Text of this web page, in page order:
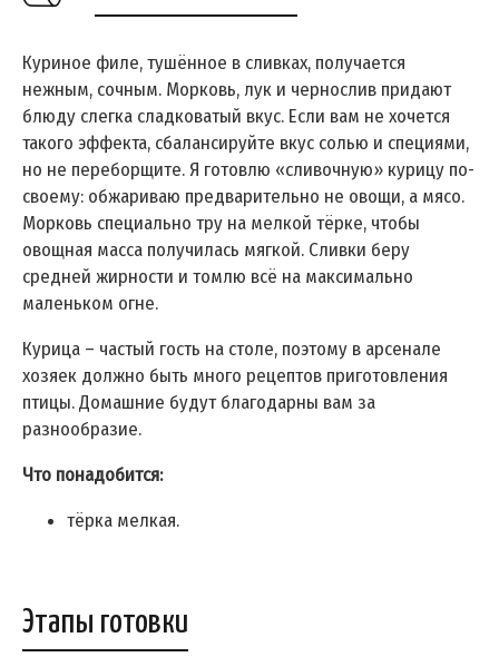
Куриное филе, тушённое в сливках, получается
нежным, сочным. Морковь, лук и чернослив придают
блюду слегка сладковатый вкус. Если вам не хочется
такого эффекта, сбалансируйте вкус солью и специями,
но не переборщите. Я готовлю «сливочную» курицу по-
своему: обжариваю предварительно не овощи, а мясо.
Морковь специально тру на мелкой тёрке, чтобы
овощная масса получилась мягкой. Сливки беру
средней жирности и томлю всё на максимально
маленьком огне.
Курица – частый гость на столе, поэтому в арсенале
хозяек должно быть много рецептов приготовления
птицы. Домашние будут благодарны вам за
разнообразие.
Что понадобится:
тёрка мелкая.
Этапы готовки